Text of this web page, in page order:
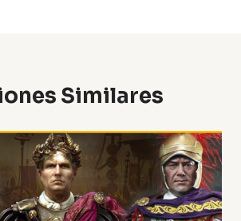
Similares